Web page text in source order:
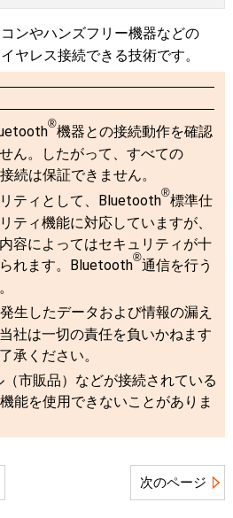
ンやハンズフリー機器などの
ヤレス接続できる技術です。
®機器との接続動作を確認
ん。したがって、すべての
続は保証できません。
ティとして、Bluetooth®標準仕
ティ機能に対応していますが、
容によってはセキュリティが十
れます。Bluetooth®通信を行う
生したデータおよび情報の漏え
社は一切の責任を負いかねます
承ください。
市販品）などが接続されている
機能を使用できないことがありま
次のページ